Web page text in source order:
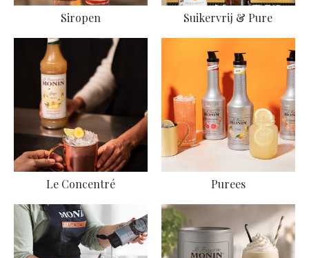
Siropen Suikervrij & Pure
Le Concentré Purees